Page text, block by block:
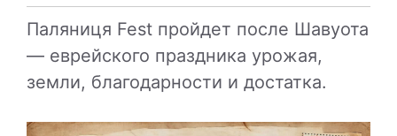
Паляниця Fest пройдет после Шавуота
— еврейского праздника урожая,
земли, благодарности и достатка.